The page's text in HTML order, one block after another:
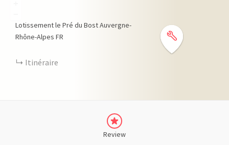
Lotissement le Pré du BostAuvergne-
Rhône-Alpes FR
Itinéraire
Review